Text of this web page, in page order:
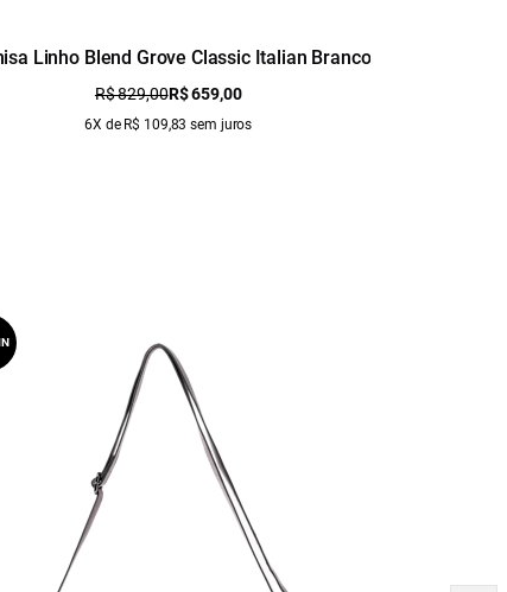
Linho Blend Grove Classic Italian Branco
R$ 829,00R$ 659,00
6X de R$ 109,83 sem juros